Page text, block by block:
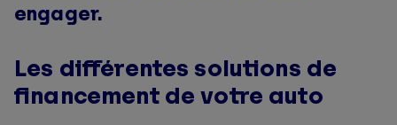
engager.
Les différentes solutions de
financement de votre auto